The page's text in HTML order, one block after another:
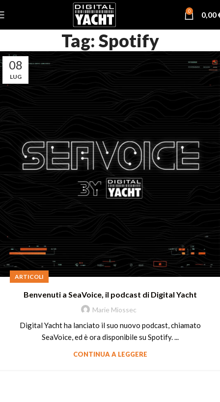
0 0,00
Tag: Spotify
08
LUG
ARTICOLI
Benvenuti a SeaVoice, il podcast di Digital Yacht
Marie Miossec
Digital Yacht ha lanciato il suo nuovo podcast, chiamato
SeaVoice, ed è ora disponibile su Spotify. ...
CONTINUA A LEGGERE